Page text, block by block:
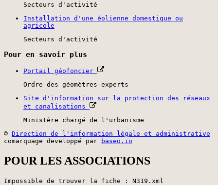
Secteurs d'activité
Installation d'une éolienne domestique ou
agricole
Secteurs d'activité
Pour en savoir plus
Portail géofoncier
Ordre des géomètres-experts
Site d'information sur la protection des réseaux
et canalisations
Ministère chargé de l'urbanisme
© Direction de l'information légale et administrative
comarquage developpé par
baseo.io
POUR LES ASSOCIATIONS
Impossible de trouver la fiche : N319.xml